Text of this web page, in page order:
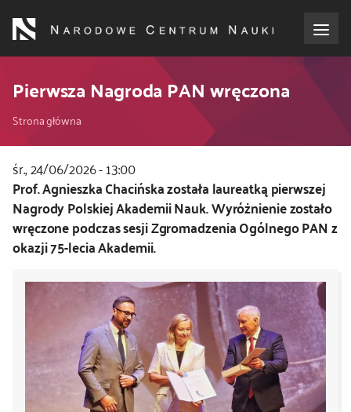
treści
o NCN
dla wnioskodawców
dla realizujących projekty
dla ekspertów
efekty NCN
współpraca międzynarodowa
nagroda NCN
kontakt
Pierwsza Nagroda PAN wręczona
Ścieżka
nawigacyjna
Strona główna
śr., 24/06/2026 - 13:00
Kod
CSS
i
JS
Prof. Agnieszka Chacińska została laureatką pierwszej
Nagrody Polskiej Akademii Nauk. Wyróżnienie zostało
wręczone podczas sesji Zgromadzenia Ogólnego PAN z
okazji 75-lecia Akademii.